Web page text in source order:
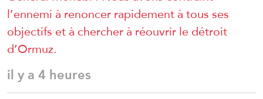
l’ennemi à renoncer rapidement à tous ses
objectifs et à chercher à réouvrir le détroit
d’Ormuz.
il y a 4 heures